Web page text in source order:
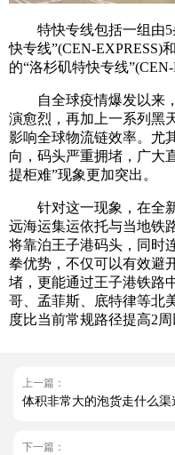
特快专线包括一组由5
快专线”(CEN-EXPRESS)
的“洛杉矶特快专线
自全球疫情爆发以来，
演愈烈，再加上一系列黑
影响全球物流链效率。尤
向，码头严重拥堵，广大
提柜难”现象更加突出。
针对这一现象，在全新
远海运集运依托与当地铁
将靠泊王子港码头，同时
拳优势，不仅可以有效避
堵，更能通过王子港铁路
哥、孟菲斯、底特律等北
度比当前常规路径提高2周
上一篇：
体积非常大的泡货走什么渠
下一篇：